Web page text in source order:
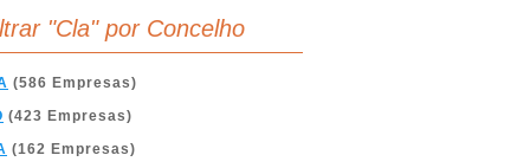
"Cla" por Concelho
(586 Empresas)
(423 Empresas)
(162 Empresas)